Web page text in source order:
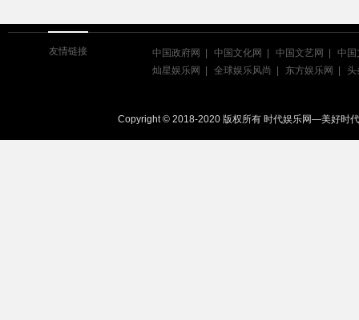
友情链接 中国政府网 中国文化网 中国文艺网
中国
灿星娱乐网
全球娱乐风尚 东方娱乐网 头
Copyright © 2018-2020 版权所有 时代娱乐网—美好时